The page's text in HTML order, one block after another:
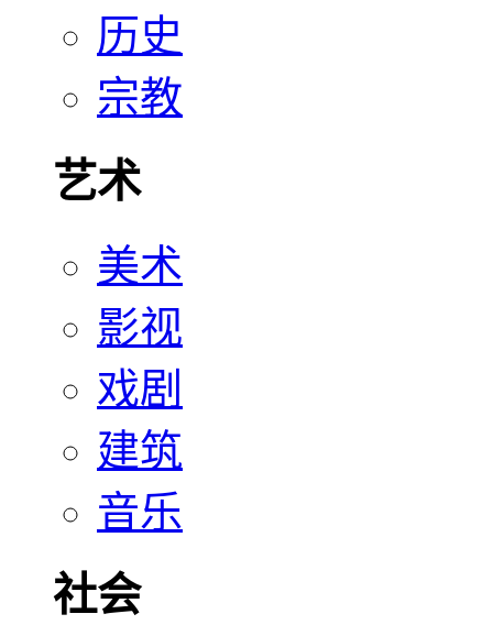
历史
宗教
艺术
美术
影视
戏剧
建筑
音乐
社会